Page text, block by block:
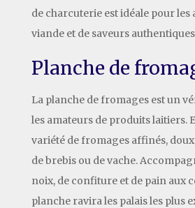
de charcuterie est idéale pour les
viande et de saveurs
Planche de
La planche de fromages est un
les amateurs de produits laitiers.
variété de fromages affinés,
de brebis ou de vache.
noix, de confiture et de pain aux
planche ravira les palais les plus